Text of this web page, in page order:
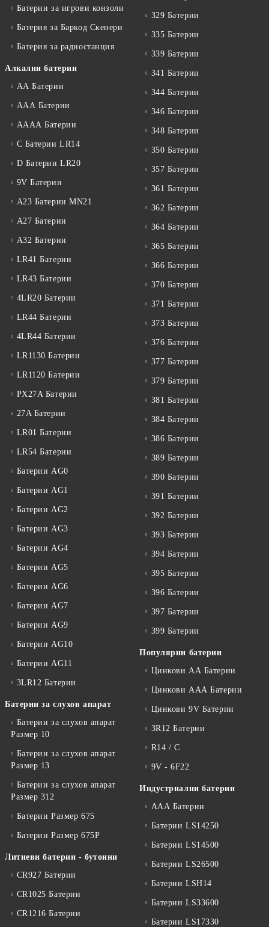
Батерии за игрови конзоли
Батерия за Баркод Скенери
Батерия за радиостанция
Алкални батерии
АА Батерии
ААА Батерии
АААА Батерии
C Батерии LR14
D Батерии LR20
9V Батерии
A23 Батерии MN21
A27 Батерии
A32 Батерии
LR41 Батерии
LR43 Батерии
4LR20 Батерии
LR44 Батерии
4LR44 Батерии
LR1130 Батерии
LR1120 Батерии
PX27A Батерии
27A Батерии
LR01 Батерии
LR54 Батерии
Батерии AG0
Батерии AG1
Батерии AG2
Батерии AG3
Батерии AG4
Батерии AG5
Батерии AG6
Батерии AG7
Батерии AG9
Батерии AG10
Батерии AG11
3LR12 Батерии
Батерии за слухов апарат
Батерии за слухов апарат
Размер 10
Батерии за слухов апарат
Размер 13
Батерии за слухов апарат
Размер 312
Батерии Размер 675
Батерии Размер 675P
Литиеви батерии - бутонни
CR927 Батерии
CR1025 Батерии
CR1216 Батерии
329 Батерии
335 Батерии
339 Батерии
341 Батерии
344 Батерии
346 Батерии
348 Батерии
350 Батерии
357 Батерии
361 Батерии
362 Батерии
364 Батерии
365 Батерии
366 Батерии
370 Батерии
371 Батерии
373 Батерии
376 Батерии
377 Батерии
379 Батерии
381 Батерии
384 Батерии
386 Батерии
389 Батерии
390 Батерии
391 Батерии
392 Батерии
393 Батерии
394 Батерии
395 Батерии
396 Батерии
397 Батерии
399 Батерии
Популярни батерии
Цинкови АА Батерии
Цинкови ААА Батерии
Цинкови 9V Батерии
3R12 Батерии
R14 / C
9V - 6F22
Индустриални батерии
ААА Батерии
Батерии LS14250
Батерии LS14500
Батерии LS26500
Батерии LSH14
Батерии LS33600
Батерии LS17330